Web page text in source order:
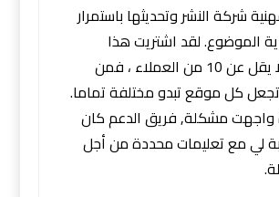
شركة النشر وتحديثها باستمرار
الموضوع. لقد اشتريت هذا
الموضوع لا يقل عن 10 من العملاء ، فمن
كل موقع تبدو مختلفة تماما.
واجهت مشكلة, فريق الدعم كان
لي مع تعليمات محددة من أجل